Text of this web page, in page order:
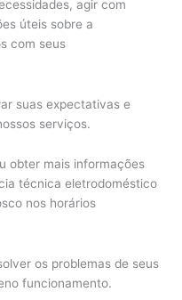
agir com
úteis sobre a
com seus
suas expectativas e
serviços.
obter mais informações
técnica eletrodoméstico
nos horários
os problemas de seus
funcionamento.